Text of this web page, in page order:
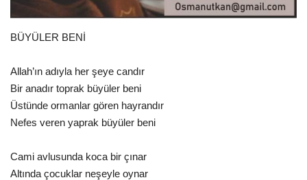
Spor
SAĞLIK
EĞİTİM
Gaziantep..
BÜYÜLER BENİ
Allah’ın adıyla her şeye candır
Bir anadır toprak büyüler beni
Üstünde ormanlar gören hayrandır
Nefes veren yaprak büyüler beni
Cami avlusunda koca bir çınar
Altında çocuklar neşeyle oynar